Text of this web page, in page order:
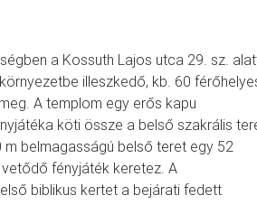
a Kossuth Lajos utca 29. sz.
illeszkedő, kb. 60
A templom egy erős kapu
köti össze a belső szakrális
belmagasságú belső teret egy 52
fényjáték keretez. A
biblikus kertet a bejárati fedett